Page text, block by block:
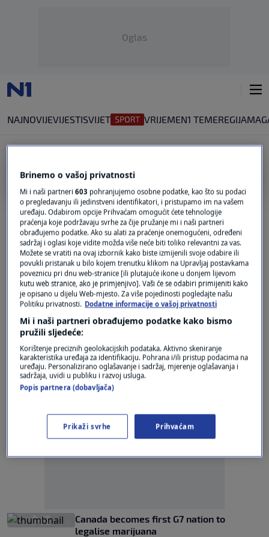
Oglas
NAJNOVIJEVIJESTISVIJET VRIJEMEN1 TEMEREGIJA
MARIJUANA
Miro Bulj pleads for the legalisation of
marijuana: 'Believe me, tourism in Croatia
would flourish'
NEWS|5. pro.| 0
North Macedonia to legalise marijuana to
boost tourism
NEWS |20. stu.| 0
Croatian police bust organised crime ring
in major operation
Canada becomes first G7 nation to
legalise marijuana
Brinemo o vašoj privatnosti
Mi i naši partneri603 pohranjujemo osobne podatke, kao što su podaci
o pregledavanju ili jedinstveni identifikatori, i pristupamo im na vašem
uređaju. Odabirom opcije Prihvaćam omogućit ćete tehnologije
praćenja koje podržavaju svrhe za čije pružanje mi i naši partneri
obrađujemo podatke. Ako su alati za praćenje onemogućeni, određeni
sadržaj i oglasi koje vidite možda više neće biti toliko relevantni za vas.
Možete se vratiti na ovaj izbornik kako biste izmijenili svoje odabire ili
povukli pristanak u bilo kojem trenutku klikom na Upravljaj postavkama
poveznicu pri dnu web-stranice [ili plutajuće ikone u donjem lijevom
kutu web stranice, ako je primjenjivo]. Vaši će se odabiri primijeniti kako
je opisano u dijelu Web-mjesto. Za više pojedinosti pogledajte našu
Politiku privatnosti. Dodatne informacije o vašoj privatnosti
Mi i naši partneri obrađujemo podatke kako bismo
pružili sljedeće:
Korištenje preciznih geolokacijskih podataka. Aktivno skeniranje
karakteristika uređaja za identifikaciju. Pohrana i/ili pristup podacima na
uređaju. Personalizirano oglašavanje i sadržaj, mjerenje oglašavanja i
sadržaja, uvidi u publiku i razvoj usluga.
Popis partnera (dobavljača)
Prikaži svrhe Prihvaćam